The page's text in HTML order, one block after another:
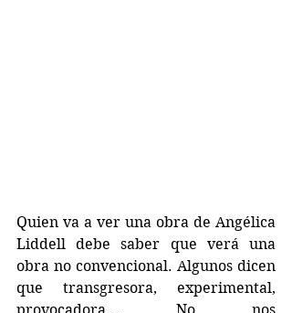
Quien va a ver una obra de Angélica
Liddell debe saber que verá una
obra no convencional. Algunos dicen
que transgresora, experimental,